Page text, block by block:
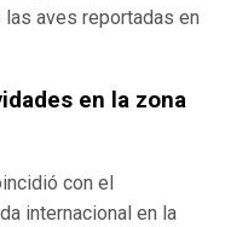
las aves reportadas en
en la zona
con el
internacional en la